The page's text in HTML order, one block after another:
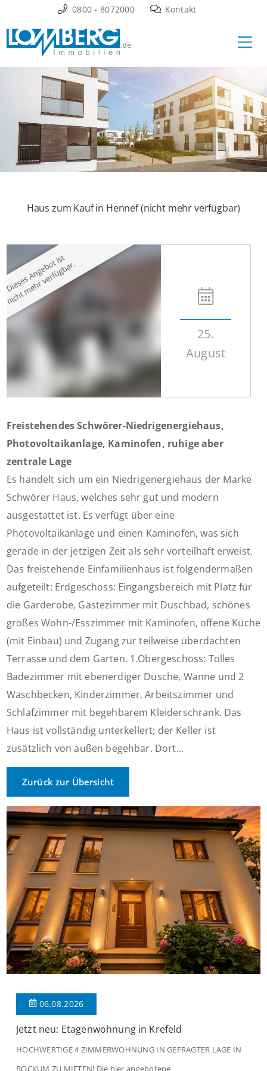
Inhalt
springen
0800 - 8072000 Kontakt
Haus zum Kauf in Hennef (nicht mehr verfügbar)
25.
August
Freistehendes Schwörer-Niedrigenergiehaus,
Photovoltaikanlage, Kaminofen, ruhige aber
zentrale Lage
Es handelt sich um ein Niedrigenergiehaus der Marke
Schwörer Haus, welches sehr gut und modern
ausgestattet ist. Es verfügt über eine
Photovoltaikanlage und einen Kaminofen, was sich
gerade in der jetzigen Zeit als sehr vorteilhaft erweist.
Das freistehende Einfamilienhaus ist folgendermaßen
aufgeteilt: Erdgeschoss: Eingangsbereich mit Platz für
die Garderobe, Gästezimmer mit Duschbad, schönes
großes Wohn-/Esszimmer mit Kaminofen, offene Küche
(mit Einbau) und Zugang zur teilweise überdachten
Terrasse und dem Garten. 1.Obergeschoss: Tolles
Badezimmer mit ebenerdiger Dusche, Wanne und 2
Waschbecken, Kinderzimmer, Arbeitszimmer und
Schlafzimmer mit begehbarem Kleiderschrank. Das
Haus ist vollständig unterkellert; der Keller ist
zusätzlich von außen begehbar. Dort...
Zurück zur Übersicht
06.08.2026
Jetzt neu: Etagenwohnung in Krefeld
HOCHWERTIGE 4 ZIMMERWOHNUNG IN GEFRAGTER LAGE IN
BOCKUM ZU MIETEN! Die hier angebotene